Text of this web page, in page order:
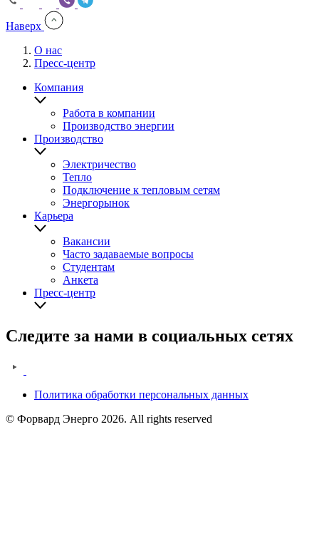
Наверх
You
here:
О нас
Пресс-центр
Компания
Работа в компании
Производство энергии
Производство
Электричество
Тепло
Подключение к тепловым сетям
Энергорынок
Карьера
Вакансии
Часто задаваемые вопросы
Студентам
Анкета
Пресс-центр
Следите за нами в социальных сетях
Legal
information
Политика обработки персональных данных
© Форвард Энерго 2026. All rights reserved